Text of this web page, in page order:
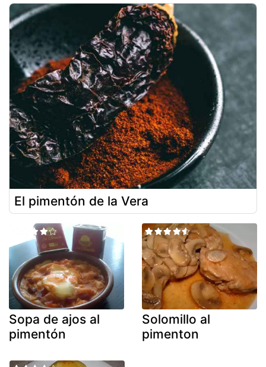
El pimentón de la Vera
Sopa de ajos al
pimentón
Solomillo al
pimenton